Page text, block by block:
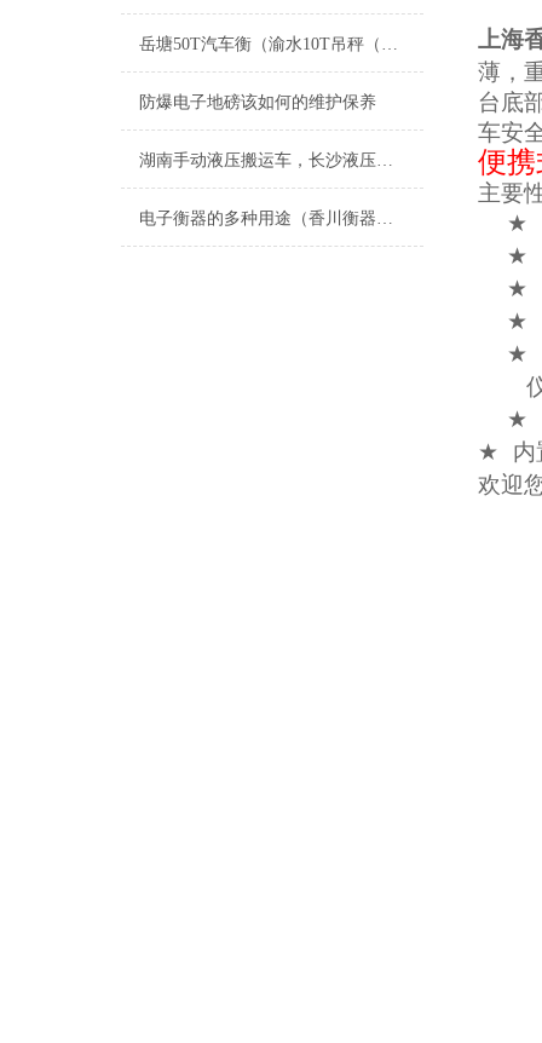
岳塘50T汽车衡（渝水10T吊秤（北塔轨道电子秤）石峰200T地磅维修
防爆电子地磅该如何的维护保养
湖南手动液压搬运车，长沙液压搬运秤，叉车秤
电子衡器的多种用途（香川衡器的现在与未来）
上海
薄，
台底
车安
便
主要
★
★
★
★
★
★
★
内
欢迎